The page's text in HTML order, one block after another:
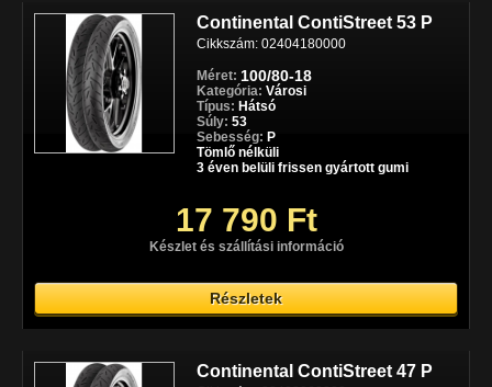
Continental ContiStreet 53 P
Cikkszám: 02404180000
Méret: 100/80-18
Kategória: Városi
Típus: Hátsó
Súly: 53
Sebesség: P
Tömlő nélküli
3 éven belüli frissen gyártott gumi
17 790 Ft
Készlet és szállítási információ
Részletek
Continental ContiStreet 47 P